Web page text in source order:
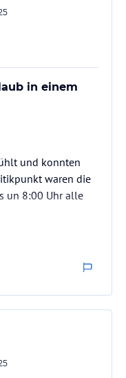
in einem
und konnten
waren die
un 8:00 Uhr alle